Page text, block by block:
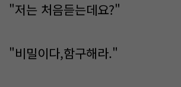
"저는 처음듣는데요?"
"비밀이다,함구해라."